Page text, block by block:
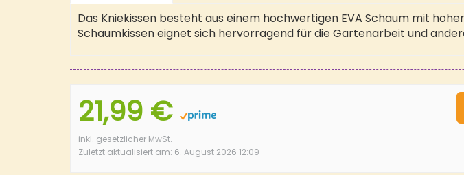
Das Kniekissen besteht aus einem hochwertigen EVA Schaum mit
Schaumkissen eignet sich hervorragend für die Gartenarbeit und
21,99 €
inkl. gesetzlicher MwSt.
Zuletzt aktualisiert am: 6. August 2026 12:09